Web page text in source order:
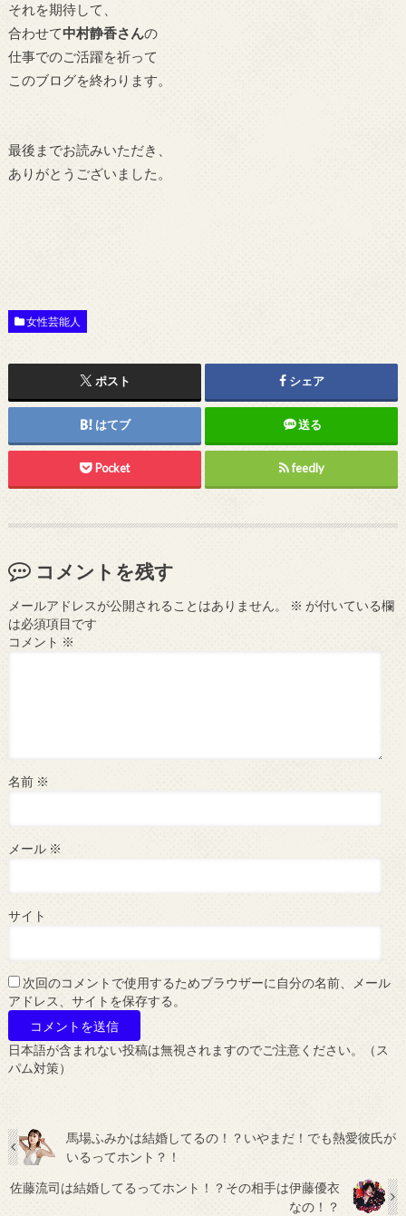
それを期待して、
合わせて中村静香さんの
仕事でのご活躍を祈って
このブログを終わります。
最後までお読みいただき、
ありがとうございました。
女性芸能人
ポスト シェア
はてブ 送る
Pocket feedly
コメントを残す
メールアドレスが公開されることはありません。 ※ が付いている欄
は必須項目です
コメント ※
名前 ※
メール ※
サイト
次回のコメントで使用するためブラウザーに自分の名前、メール
アドレス、サイトを保存する。
日本語が含まれない投稿は無視されますのでご注意ください。（ス
パム対策）
馬場ふみかは結婚してるの！？いやまだ！でも熱愛彼氏が
いるってホント？！
佐藤流司は結婚してるってホント！？その相手は伊藤優衣
なの！？